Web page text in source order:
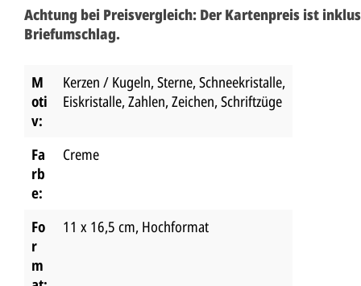
Achtung bei Preisvergleich: Der Kartenpreis ist
Briefumschlag.
M
oti
v:
Kerzen / Kugeln, Sterne, Schneekristalle,
Eiskristalle, Zahlen, Zeichen, Schriftzüge
Fa
rb
e:
Creme
Fo
r
m
11 x 16,5 cm, Hochformat